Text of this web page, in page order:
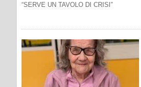
“SERVE UN TAVOLO DI CRISI”